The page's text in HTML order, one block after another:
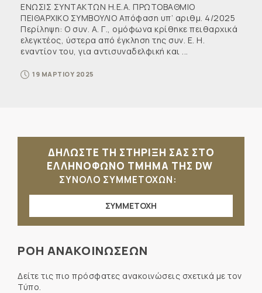
ΕΝΩΣΙΣ ΣΥΝΤΑΚΤΩΝ Η.Ε.Α. ΠΡΩΤΟΒΑΘΜΙΟ
ΠΕΙΘΑΡΧΙΚΟ ΣΥΜΒΟΥΛΙΟ Απόφαση υπ’ αριθμ. 4/2025
Περίληψη: Ο συν. Α. Γ., ομόφωνα κρίθηκε πειθαρχικά
ελεγκτέος, ύστερα από έγκληση της συν. Ε. Η.
εναντίον του, για αντισυναδελφική και ...
19 ΜΑΡΤΙΟΥ 2025
ΔΗΛΩΣΤΕ ΤΗ ΣΤΗΡΙΞΗ ΣΑΣ ΣΤΟ
ΕΛΛΗΝΟΦΩΝΟ ΤΜΗΜΑ ΤΗΣ DW
ΣΥΝΟΛΟ ΣΥΜΜΕΤΟΧΩΝ:
ΣΥΜΜΕΤΟΧΗ
ΡΟΗ ΑΝΑΚΟΙΝΩΣΕΩΝ
Δείτε τις πιο πρόσφατες ανακοινώσεις σχετικά με τον
Τύπο.